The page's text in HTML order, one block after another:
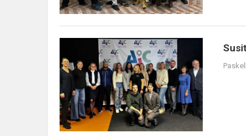
Susitikimas
su
viceministru